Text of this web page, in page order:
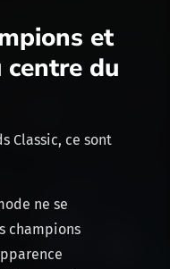
et
du
Classic, ce sont
ne se
champions